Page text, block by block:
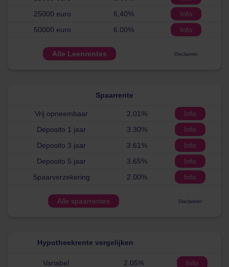
25000 euro
6,40%
Info
50000 euro
6.00% Info
Alle Leenrentes Disclaimer
Spaarrente
Vrij opneembaar 2.01%
Info
Deposito 1 jaar
3.30%
Info
Deposito 3 jaar
3.61%
Info
Deposito 5 jaar
3.65%
Info
Spaarverzekering
2.00% Info
Alle spaarrentes Disclaimer
Hypotheekrente vergelijken
Variabel 2.05% Info